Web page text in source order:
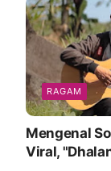
RAGAM
Mengenal
Viral,